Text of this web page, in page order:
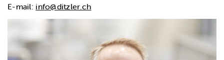
E-mail: info@ditzler.ch